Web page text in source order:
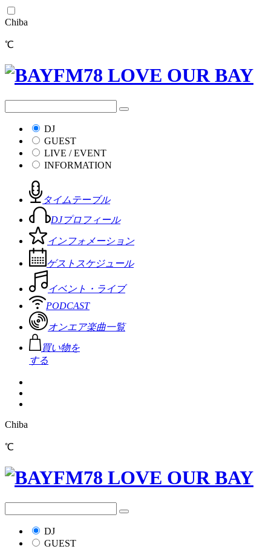
Chiba
℃
DJ
GUEST
LIVE / EVENT
INFORMATION
タイムテーブル
DJプロフィール
インフォメーション
ゲストスケジュール
イベント・ライブ
PODCAST
オンエア楽曲一覧
買い物を
する
Chiba
℃
DJ
GUEST